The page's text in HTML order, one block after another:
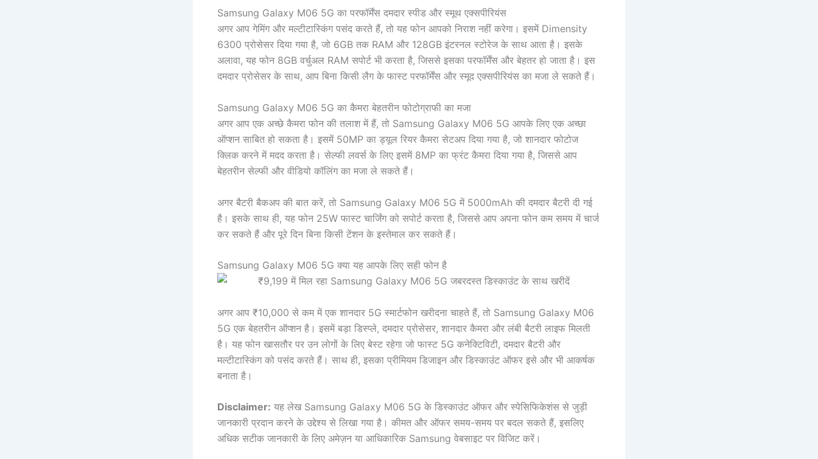
Samsung Galaxy M06 5G का परफॉर्मेंस दमदार स्पीड और स्मूथ एक्सपीरियंस
अगर आप गेमिंग और मल्टीटास्किंग पसंद करते हैं, तो यह फोन आपको निराश नहीं करेगा। इसमें Dimensity
6300 प्रोसेसर दिया गया है, जो 6GB तक RAM और 128GB इंटरनल स्टोरेज के साथ आता है। इसके
अलावा, यह फोन 8GB वर्चुअल RAM सपोर्ट भी करता है, जिससे इसका परफॉर्मेंस और बेहतर हो जाता है। इस
दमदार प्रोसेसर के साथ, आप बिना किसी लैग के फास्ट परफॉर्मेंस और स्मूद एक्सपीरियंस का मजा ले सकते हैं।
Samsung Galaxy M06 5G का कैमरा बेहतरीन फोटोग्राफी का मजा
अगर आप एक अच्छे कैमरा फोन की तलाश में हैं, तो Samsung Galaxy M06 5G आपके लिए एक अच्छा
ऑप्शन साबित हो सकता है। इसमें 50MP का ड्यूल रियर कैमरा सेटअप दिया गया है, जो शानदार फोटोज
क्लिक करने में मदद करता है। सेल्फी लवर्स के लिए इसमें 8MP का फ्रंट कैमरा दिया गया है, जिससे आप
बेहतरीन सेल्फी और वीडियो कॉलिंग का मजा ले सकते हैं।
अगर बैटरी बैकअप की बात करें, तो Samsung Galaxy M06 5G में 5000mAh की दमदार बैटरी दी गई
है। इसके साथ ही, यह फोन 25W फास्ट चार्जिंग को सपोर्ट करता है, जिससे आप अपना फोन कम समय में चार्ज
कर सकते हैं और पूरे दिन बिना किसी टेंशन के इस्तेमाल कर सकते हैं।
Samsung Galaxy M06 5G क्या यह आपके लिए सही फोन है
अगर आप ₹10,000 से कम में एक शानदार 5G स्मार्टफोन खरीदना चाहते हैं, तो Samsung Galaxy M06
5G एक बेहतरीन ऑप्शन है। इसमें बड़ा डिस्प्ले, दमदार प्रोसेसर, शानदार कैमरा और लंबी बैटरी लाइफ मिलती
है। यह फोन खासतौर पर उन लोगों के लिए बेस्ट रहेगा जो फास्ट 5G कनेक्टिविटी, दमदार बैटरी और
मल्टीटास्किंग को पसंद करते हैं। साथ ही, इसका प्रीमियम डिजाइन और डिस्काउंट ऑफर इसे और भी आकर्षक
बनाता है।
Disclaimer: यह लेख Samsung Galaxy M06 5G के डिस्काउंट ऑफर और स्पेसिफिकेशंस से जुड़ी
जानकारी प्रदान करने के उद्देश्य से लिखा गया है। कीमत और ऑफर समय-समय पर बदल सकते हैं, इसलिए
अधिक सटीक जानकारी के लिए अमेज़न या आधिकारिक Samsung वेबसाइट पर विजिट करें।